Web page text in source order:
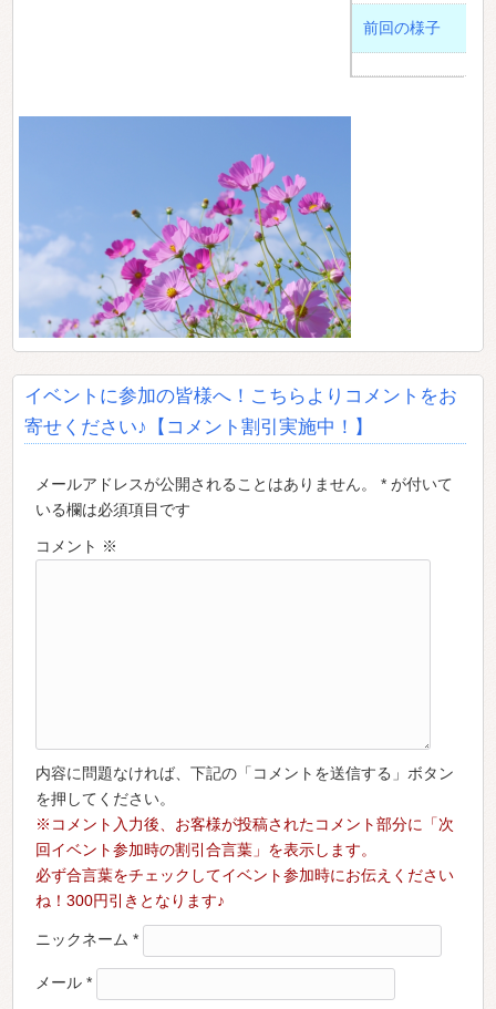
前回の様子
イベントに参加の皆様へ！こちらよりコメントをお
寄せください♪【コメント割引実施中！】
メールアドレスが公開されることはありません。 * が付いて
いる欄は必須項目です
コメント ※
内容に問題なければ、下記の「コメントを送信する」ボタン
を押してください。
※コメント入力後、お客様が投稿されたコメント部分に「次
回イベント参加時の割引合言葉」を表示します。
必ず合言葉をチェックしてイベント参加時にお伝えください
ね！300円引きとなります♪
ニックネーム*
メール*